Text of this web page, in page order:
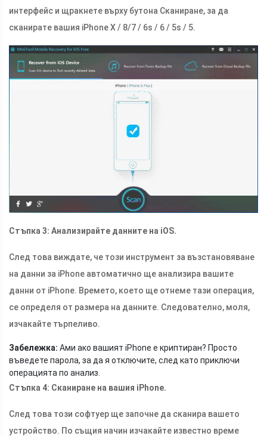
интерфейс и щракнете върху бутона Сканиране, за да
сканирате вашия iPhone X / 8/7 / 6s / 6 / 5s / 5.
Стъпка 3: Анализирайте данните на iOS.
След това виждате, че този инструмент за възстановяване
на данни за iPhone автоматично ще анализира вашите
данни от iPhone. Времето, което ще отнеме тази операция,
се определя от размера на данните. Следователно, моля,
изчакайте търпеливо.
Забележка: Ами ако вашият iPhone е криптиран? Просто
въведете парола, за да я отключите, след като приключи
операцията по анализ.
Стъпка 4: Сканиране на вашия iPhone.
След това този софтуер ще започне да сканира вашето
устройство. По същия начин изчакайте известно време